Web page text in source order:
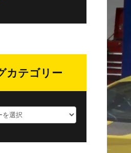
カテゴリー